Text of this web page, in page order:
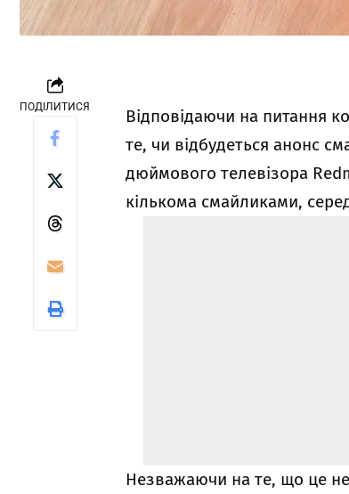
ПОДІЛИТИСЯ
Відповідаючи на питання
те, чи відбудеться анонс
дюймового телевізора
кількома смайликами,
Незважаючи на те, що це